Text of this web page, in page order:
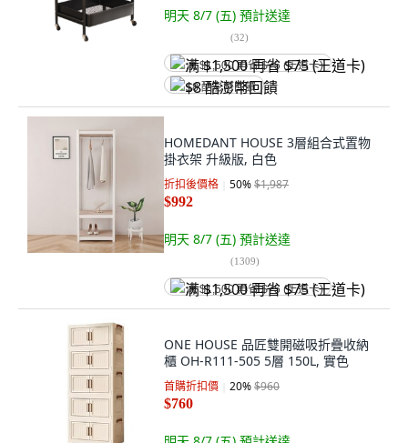
明天 8/7 (五) 預計送達
(32)
满 $1,500 再省 $75 (王道卡)
$8 酷澎幣回饋
HOMEDANT HOUSE 3層組合式置物
掛衣架 升級版, 白色
折扣後價格 50%$1,987
$992
明天 8/7 (五) 預計送達
(1309)
满 $1,500 再省 $75 (王道卡)
ONE HOUSE 品匠雙開磁吸折疊收納
櫃 OH-R111-505 5層 150L, 實色
首購折扣價 20%$960
$760